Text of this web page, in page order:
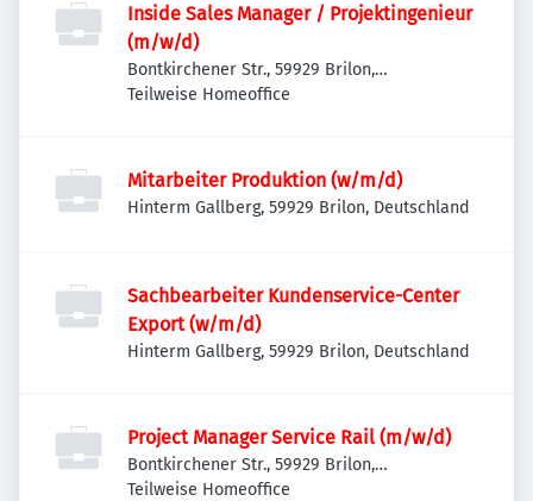
Inside Sales Manager / Projektingenieur
(m/w/d)
Bontkirchener Str., 59929 Brilon,
Deutschland
Teilweise Homeoffice
Mitarbeiter Produktion (w/m/d)
Hinterm Gallberg, 59929 Brilon, Deutschland
Sachbearbeiter Kundenservice-Center
Export (w/m/d)
Hinterm Gallberg, 59929 Brilon, Deutschland
Project Manager Service Rail (m/w/d)
Bontkirchener Str., 59929 Brilon,
Deutschland
Teilweise Homeoffice